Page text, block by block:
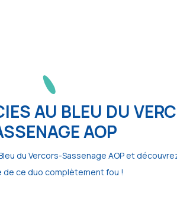
AU BLEU DU
AOP
du Vercors-Sassenage AOP et
de ce duo complètement fou !